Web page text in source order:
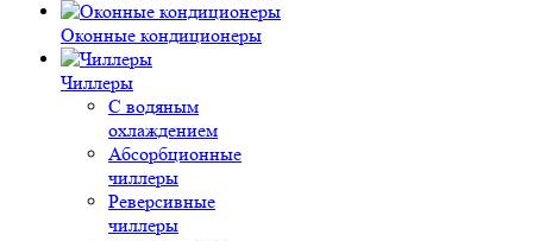
Оконные кондиционеры
Чиллеры
С водяным
охлаждением
Абсорбционные
чиллеры
Реверсивные
чиллеры